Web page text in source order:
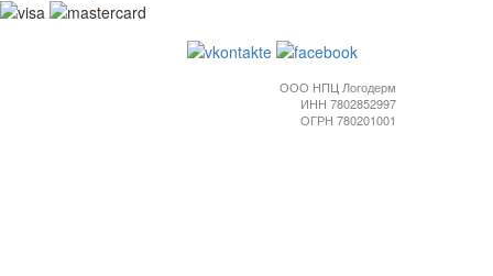
ООО НПЦ Логодерм
ИНН 7802852997
ОГРН 780201001